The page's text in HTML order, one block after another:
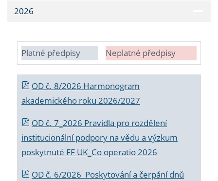
2026
Platné předpisy Neplatné předpisy
OD č. 8/2026 Harmonogram
akademického roku 2026/2027
OD č. 7_2026 Pravidla pro rozdělení
institucionální podpory na vědu a výzkum
poskytnuté FF UK_Co operatio 2026
OD č. 6/2026 Poskytování a čerpání dnů